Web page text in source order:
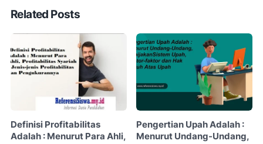
Related Posts
Definisi Profitabilitas
Adalah : Menurut Para Ahli,
Pengertian Upah Adalah :
Menurut Undang-Undang,